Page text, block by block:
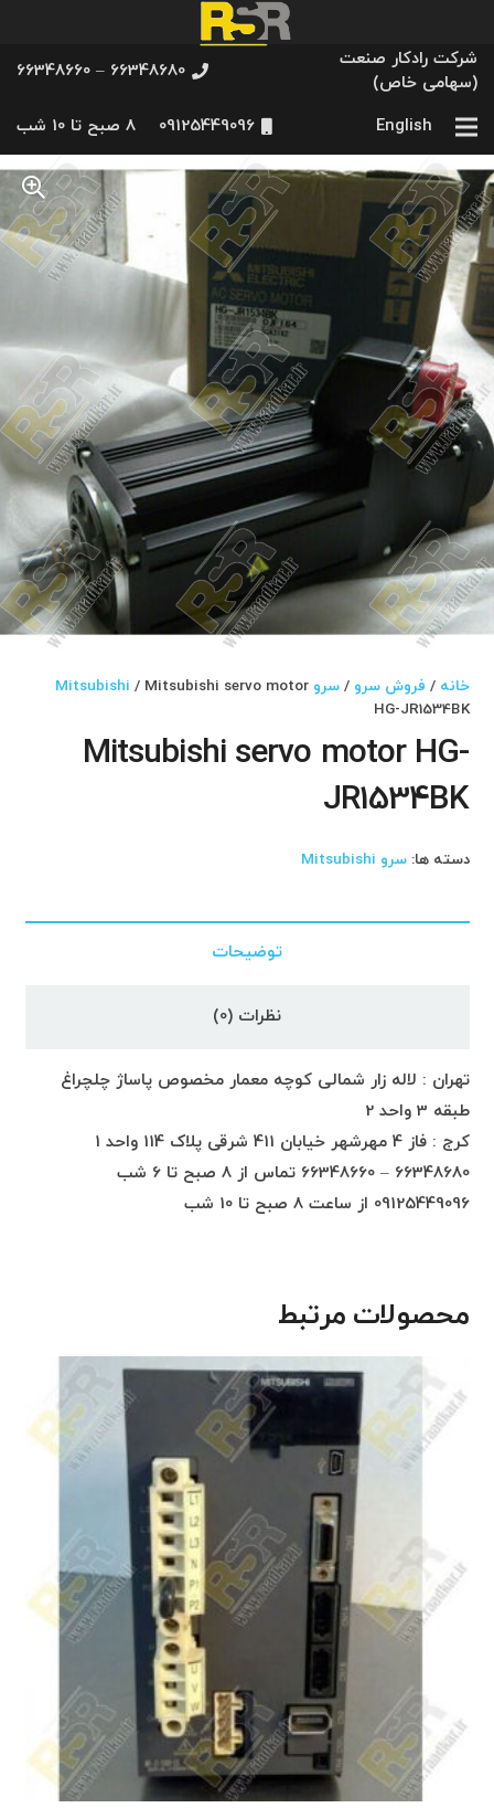
شرکت رادکار صنعت
(سهامی خاص)
66348680 – 66348660
English
09125449096 8 صبح تا 10 شب
خانه / فروش سرو /سرو Mitsubishi/ Mitsubishi servo motor
HG-JR1534BK
Mitsubishi servo motor HG-
JR1534BK
دسته ها:سرو Mitsubishi
توضیحات
نظرات (0)
تهران : لاله زار شمالی کوچه معمار مخصوص پاساژ چلچراغ
طبقه 3 واحد 2
کرج : فاز 4 مهرشهر خیابان 411 شرقی پلاک 114 واحد 1
66348680 – 66348660 تماس از 8 صبح تا 6 شب
09125449096 از ساعت 8 صبح تا 10 شب
محصولات مرتبط